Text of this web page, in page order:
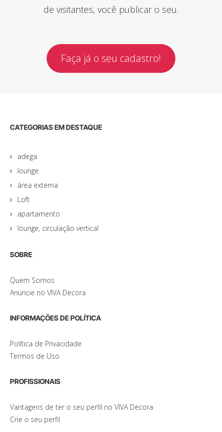
de visitantes, você publicar o seu.
Faça já o seu cadastro!
CATEGORIAS EM DESTAQUE
adega
lounge
área externa
Loft
apartamento
lounge, circulação vertical
SOBRE
Quem Somos
Anuncie no VIVA Decora
INFORMAÇÕES DE POLÍTICA
Política de Privacidade
Termos de Uso
PROFISSIONAIS
Vantagens de ter o seu perfil no VIVA Decora
Crie o seu perfil